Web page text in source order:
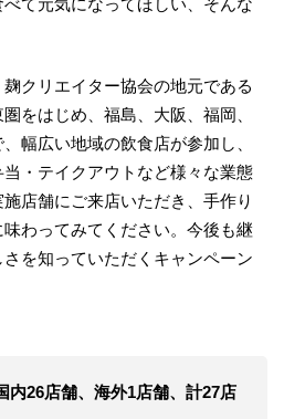
クリエイター協会の地元である
をはじめ、福島、大阪、福岡、
幅広い地域の飲食店が参加し、
・テイクアウトなど様々な業態
店舗にご来店いただき、手作り
わってみてください。今後も継
を知っていただくキャンペーン
内26店舗、海外1店舗、計27店